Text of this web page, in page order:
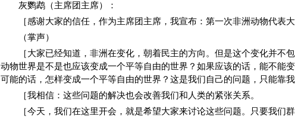
灰鹦鹉（主席团主席）：
［感谢大家的信任，作为主席团主席，我宣布：第一次非洲动物代表大
（掌声）
［大家已经知道，非洲在变化，朝着民主的方向。但是这个变化并不
动物世界是不是也应该变成一个平等自由的世界？如果应该的话，能不能
可能的话，怎样变成一个平等自由的世界？这是我们自己的问题，只能靠我
［我相信：这些问题的解决也会改善我们和人类的紧张关系。
［今天，我们在这里开会，就是希望大家来讨论这些问题。只要我们